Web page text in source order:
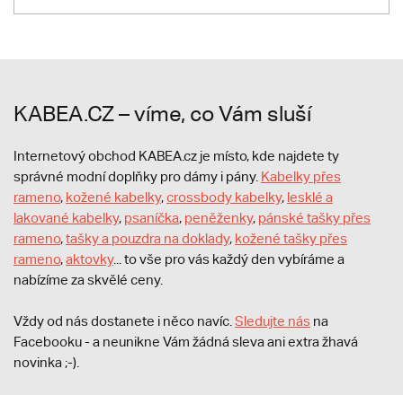
KABEA.CZ – víme, co Vám sluší
Internetový obchod KABEA.cz je místo, kde najdete ty
správné modní doplňky pro dámy i pány. Kabelky přes
rameno, kožené kabelky,crossbody kabelky, lesklé a
lakované kabelky, psaníčka, peněženky, pánské tašky přes
rameno,tašky a pouzdra na doklady, kožené tašky přes
rameno,aktovky... to vše pro vás každý den vybíráme a
nabízíme za skvělé ceny.
Vždy od nás dostanete i něco navíc. Sledujte nás na
Facebooku - a neunikne Vám žádná sleva ani extra žhavá
novinka ;-).